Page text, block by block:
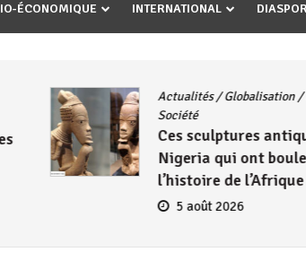
ÉCONOMIQUE INTERNATIONAL
Actualités/Globalisation/
Société
Ces sculptures
Nigeria qui ont
l’histoire de l’Afrique
5 août 2026